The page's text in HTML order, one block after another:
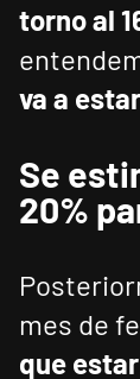
torno al
va a
Se
20%
mes de
que